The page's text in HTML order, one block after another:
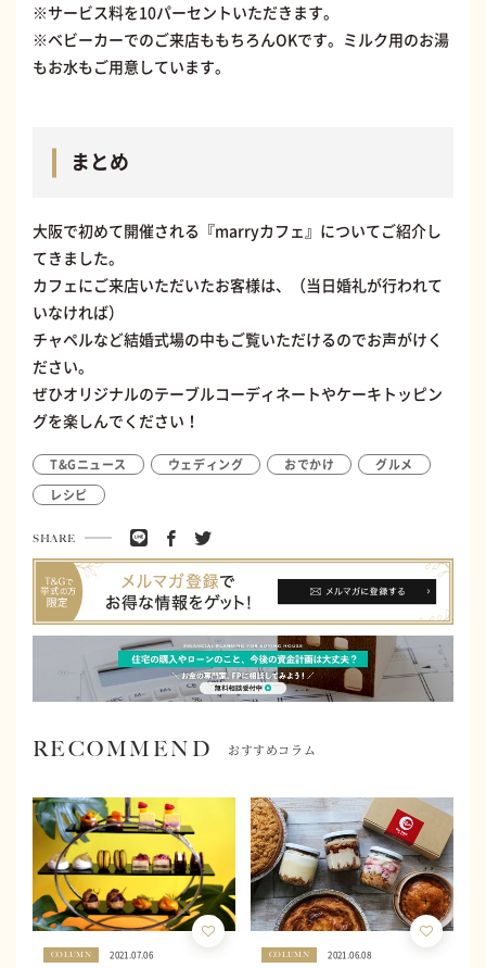
※サービス料を10パーセントいただきます。
※ベビーカーでのご来店ももちろんOKです。ミルク用のお湯
もお水もご用意しています。
まとめ
大阪で初めて開催される『marryカフェ』についてご紹介し
てきました。
カフェにご来店いただいたお客様は、（当日婚礼が行われて
いなければ）
チャペルなど結婚式場の中もご覧いただけるのでお声がけく
ださい。
ぜひオリジナルのテーブルコーディネートやケーキトッピン
グを楽しんでください！
T&Gニュース ウェディング おでかけ
グルメ
レシピ
SHARE
RECOMMEND おすすめコラム
COLUMN 2021.07.06 COLUMN 2021.06.08